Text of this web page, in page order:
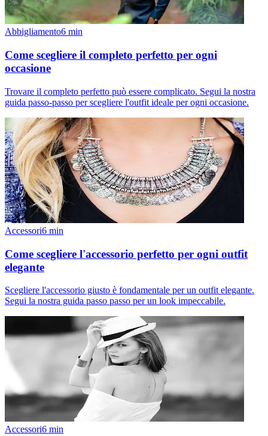
Abbigliamento6 min
Come scegliere il completo perfetto per ogni
occasione
Trovare il completo perfetto può essere complicato. Segui la nostra
guida passo-passo per scegliere l'outfit ideale per ogni occasione.
Accessori6 min
Come scegliere l'accessorio perfetto per ogni outfit
elegante
Scegliere l'accessorio giusto è fondamentale per un outfit elegante.
Segui la nostra guida passo passo per un look impeccabile.
Accessori6 min